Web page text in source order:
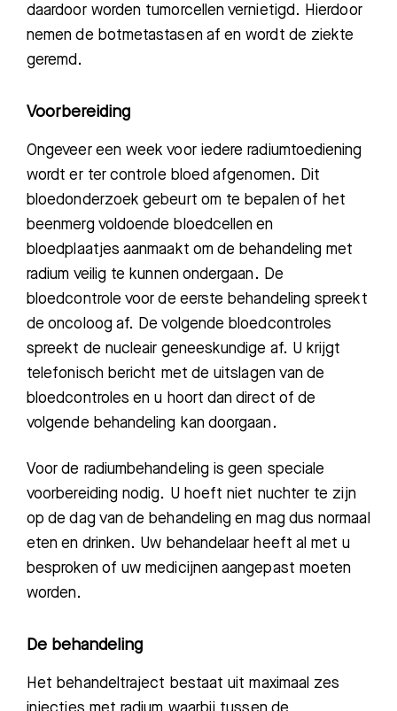
daardoor worden tumorcellen vernietigd. Hierdoor
nemen de botmetastasen af en wordt de ziekte
geremd.
Voorbereiding
Ongeveer een week voor iedere radiumtoediening
wordt er ter controle bloed afgenomen. Dit
bloedonderzoek gebeurt om te bepalen of het
beenmerg voldoende bloedcellen en
bloedplaatjes aanmaakt om de behandeling met
radium veilig te kunnen ondergaan. De
bloedcontrole voor de eerste behandeling spreekt
de oncoloog af. De volgende bloedcontroles
spreekt de nucleair geneeskundige af. U krijgt
telefonisch bericht met de uitslagen van de
bloedcontroles en u hoort dan direct of de
volgende behandeling kan doorgaan.
Voor de radiumbehandeling is geen speciale
voorbereiding nodig. U hoeft niet nuchter te zijn
op de dag van de behandeling en mag dus normaa
eten en drinken. Uw behandelaar heeft al met u
besproken of uw medicijnen aangepast moeten
worden.
De behandeling
Het behandeltraject bestaat uit maximaal zes